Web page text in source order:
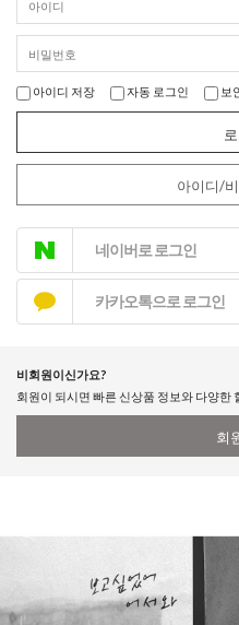
아이디 저장 자동 로그인 보
아이디/
네이버로 로그인
카카오톡으로 로그인
비회원이신가요?
회원이 되시면 빠른 신상품 정보와 다양한
회